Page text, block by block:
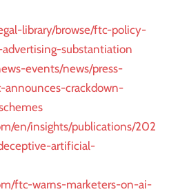
library/browse/ftc-policy-
substantiation
events/news/press-
crackdown-
en/insights/publications/202
artificial-
ftc-warns-marketers-on-ai-